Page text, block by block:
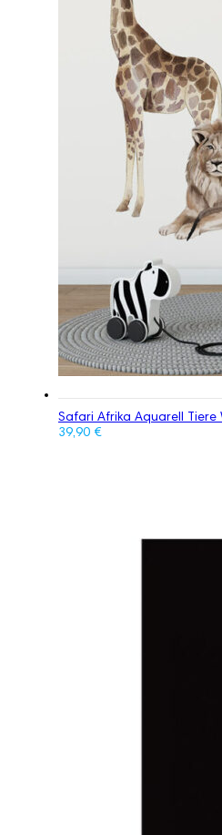
Safari Afrika Aquarell Tiere
39,90 €